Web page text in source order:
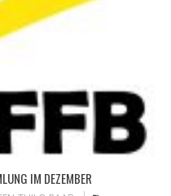
IM DEZEMBER